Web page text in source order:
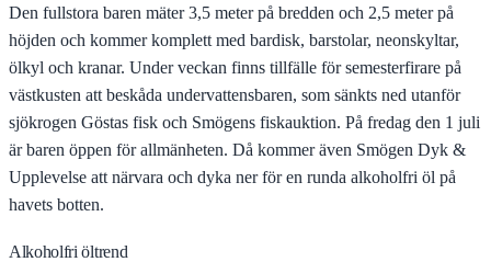
Den fullstora baren mäter 3,5 meter på bredden och 2,5 meter på
höjden och kommer komplett med bardisk, barstolar, neonskyltar,
ölkyl och kranar. Under veckan finns tillfälle för semesterfirare på
västkusten att beskåda undervattensbaren, som sänkts ned utanför
sjökrogen Göstas fisk och Smögens fiskauktion. På fredag den 1 juli
är baren öppen för allmänheten. Då kommer även Smögen Dyk &
Upplevelse att närvara och dyka ner för en runda alkoholfri öl på
havets botten.
Alkoholfri öltrend